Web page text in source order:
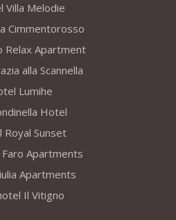
Villa Melodie
Cimmentorosso
Relax Apartment
alla Scannella
Lumihe
Hotel
Royal Sunset
Faro Apartments
Apartments
Il Vitigno